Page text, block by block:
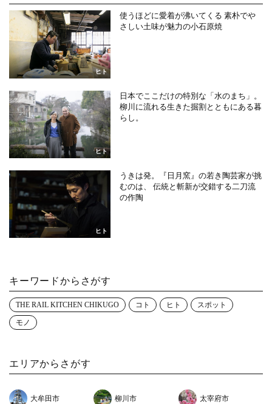
ヒト
使うほどに愛着が沸いてくる 素朴でや
さしい土味が魅力の小石原焼
ヒト
日本でここだけの特別な「水のまち」。
柳川に流れる生きた掘割とともにある暮
らし。
ヒト
うきは発。『日月窯』の若き陶芸家が挑
むのは、 伝統と斬新が交錯する二刀流
の作陶
キーワードからさがす
THE RAIL KITCHEN CHIKUGO コト ヒト スポット
モノ
エリアからさがす
大牟田市 柳川市 太宰府市